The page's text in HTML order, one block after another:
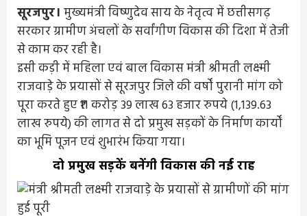
सूरजपुर। मुख्यमंत्री विष्णुदेव साय के नेतृत्व में छत्तीसगढ़
सरकार ग्रामीण अंचलों के सर्वांगीण विकास की दिशा में तेजी
से काम कर रही है।
इसी कड़ी में महिला एवं बाल विकास मंत्री श्रीमती लक्ष्मी
राजवाड़े के प्रयासों से सूरजपुर जिले की वर्षों पुरानी मांग को
पूरा करते हुए ₹11 करोड़ 39 लाख 63 हजार रुपये (1,139.63
लाख रुपये) की लागत से दो प्रमुख सड़कों के निर्माण कार्यों
का भूमि पूजन एवं शुभारंभ किया गया।
दो प्रमुख सड़कें बनेंगी विकास की नई राह